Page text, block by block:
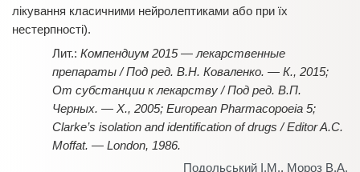
лікування класичними нейролептиками або при їх
нестерпності).
Компендиум 2015 — лекарственные
препараты / Под ред. В.Н. Коваленко. — К., 2015;
От субстанции к лекарству / Под ред. В.П.
Черных. — Х., 2005; European Pharmacopoeia 5;
Clarke’s isolation and identification of drugs / Editor A.C.
Moffat. — London, 1986.
Подольський І.М., Мороз В.А.